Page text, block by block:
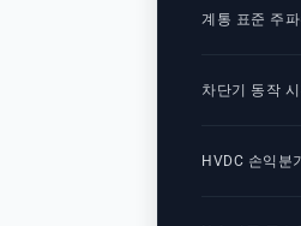
계통 표준 주파
차단기 동작
HVDC 손익분